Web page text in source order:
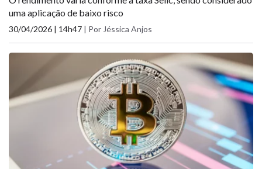
uma aplicação de baixo risco
30/04/2026 | 14h47 | Por Jéssica Anjos